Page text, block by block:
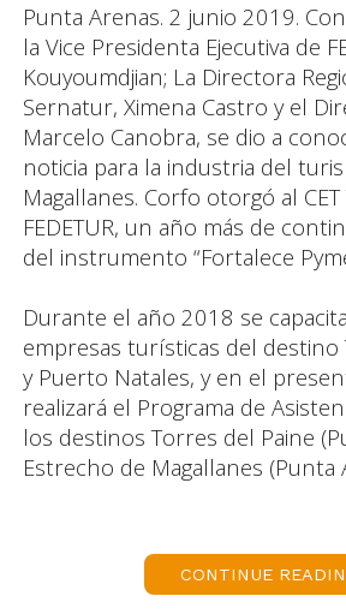
Punta Arenas. 2 junio 2019.
la Vice Presidenta Ejecutiva de
Kouyoumdjian; La Directora
Sernatur, Ximena Castro y el
Marcelo Canobra, se dio a
noticia para la industria del
Magallanes. Corfo otorgó al
FEDETUR, un año más de
del instrumento “Fortalece
Durante el año 2018 se
empresas turísticas del destino
y Puerto Natales, y en el
realizará el Programa de
los destinos Torres del Paine
Estrecho de Magallanes (Punta
destinos donde se realizará el
el presente año son: Osorno –
CONTINUE